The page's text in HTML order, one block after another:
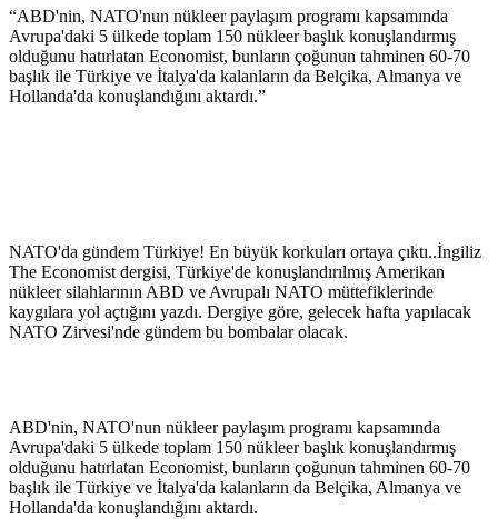
“ABD'nin, NATO'nun nükleer paylaşım programı kapsamında
Avrupa'daki 5 ülkede toplam 150 nükleer başlık konuşlandırmış
olduğunu hatırlatan Economist, bunların çoğunun tahminen 60-70
başlık ile Türkiye ve İtalya'da kalanların da Belçika, Almanya ve
Hollanda'da konuşlandığını aktardı.”
NATO'da gündem Türkiye! En büyük korkuları ortaya çıktı..İngiliz
The Economist dergisi, Türkiye'de konuşlandırılmış Amerikan
nükleer silahlarının ABD ve Avrupalı NATO müttefiklerinde
kaygılara yol açtığını yazdı. Dergiye göre, gelecek hafta yapılacak
NATO Zirvesi'nde gündem bu bombalar olacak.
ABD'nin, NATO'nun nükleer paylaşım programı kapsamında
Avrupa'daki 5 ülkede toplam 150 nükleer başlık konuşlandırmış
olduğunu hatırlatan Economist, bunların çoğunun tahminen 60-70
başlık ile Türkiye ve İtalya'da kalanların da Belçika, Almanya ve
Hollanda'da konuşlandığını aktardı.